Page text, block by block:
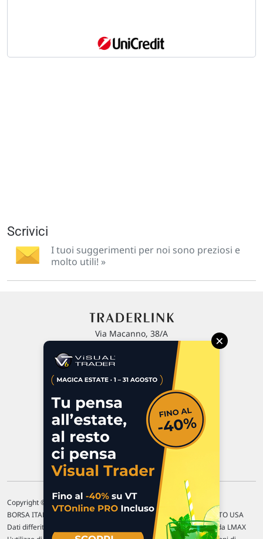
Scrivici
I tuoi suggerimenti per noi sono preziosi e
molto utili! »
Via Macanno, 38/A
P.IVA 02 452 460 401
Commenti e segnalazioni
Contattaci
Copyright © 1996-2026 Traderlink Italia s.r.l.
BORSA ITALIANA Quotazioni di borsa differite di 15 min. / MERCATO USA
Dati differiti di 15 min. (fonte Intrinio) / FOREX Quotazioni fornite da LMAX
×